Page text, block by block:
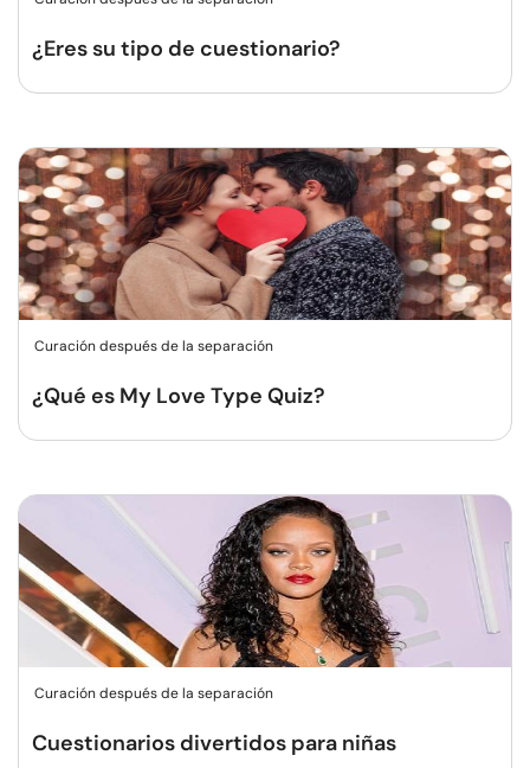
¿Eres su tipo de cuestionario?
Curación después de la separación
¿Qué es My Love Type Quiz?
Curación después de la separación
Cuestionarios divertidos para niñas